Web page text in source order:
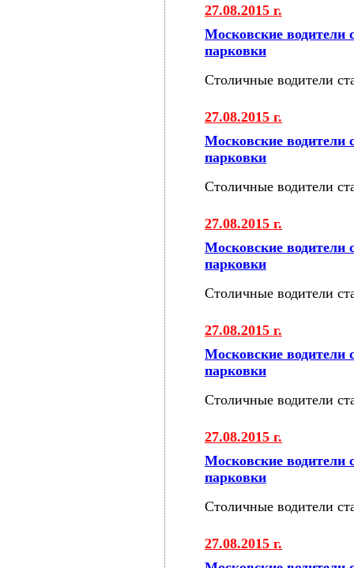
27.08.2015 г.
Московские водители
парковки
Столичные водители
27.08.2015 г.
Московские водители
парковки
Столичные водители
27.08.2015 г.
Московские водители
парковки
Столичные водители
27.08.2015 г.
Московские водители
парковки
Столичные водители
27.08.2015 г.
Московские водители
парковки
Столичные водители
27.08.2015 г.